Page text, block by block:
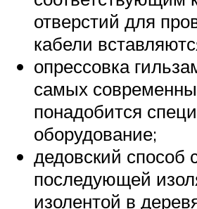
отверстий для
кабели
опрессовка
самых
понадобится
оборудование;
дедовский способ
последующей
изолентой в